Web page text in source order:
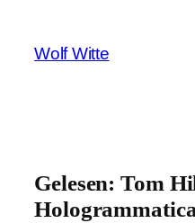
springen
Wolf Witte
Gelesen: Tom
Hologrammatica